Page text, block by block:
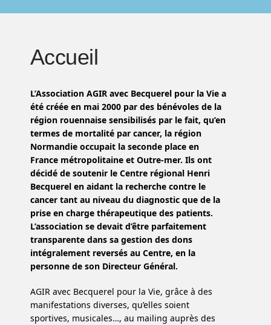
Accueil
L’Association AGIR avec Becquerel pour la Vie a
été créée en mai 2000 par des bénévoles de la
région rouennaise sensibilisés par le fait, qu’en
termes de mortalité par cancer, la région
Normandie occupait la seconde place en
France métropolitaine et Outre-mer. Ils ont
décidé de soutenir le Centre régional Henri
Becquerel en aidant la recherche contre le
cancer tant au niveau du diagnostic que de la
prise en charge thérapeutique des patients.
L’association se devait d’être parfaitement
transparente dans sa gestion des dons
intégralement reversés au Centre, en la
personne de son Directeur Général.
AGIR avec Becquerel pour la Vie, grâce à des
manifestations diverses, qu’elles soient
sportives, musicales…, au mailing auprès des